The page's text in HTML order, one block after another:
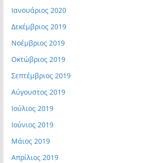
Ιανουάριος 2020
Δεκέμβριος 2019
Νοέμβριος 2019
Οκτώβριος 2019
Σεπτέμβριος 2019
Αύγουστος 2019
Ιούλιος 2019
Ιούνιος 2019
Μάιος 2019
Απρίλιος 2019